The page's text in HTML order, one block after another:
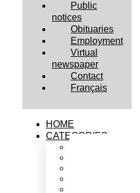
Public
notices
Obituaries
Employment
Virtual
newspaper
Contact
Français
HOME
CATEGORIES